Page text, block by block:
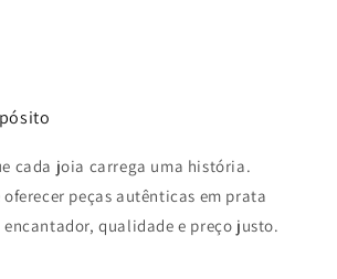
cada joia carrega uma história.
oferecer peças autênticas em prata
encantador, qualidade e preço justo.